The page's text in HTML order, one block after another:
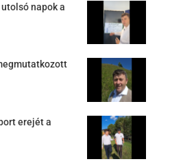
napok a
erejét a